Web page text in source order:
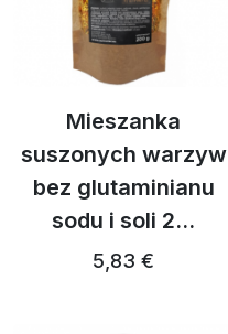
Mieszanka
suszonych warzyw
bez glutaminianu
sodu i soli 2...
5,83 €